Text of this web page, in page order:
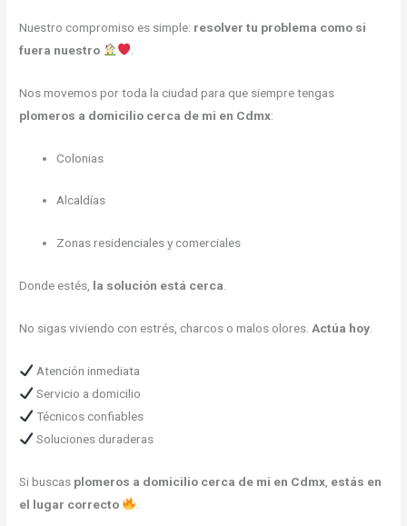
Nuestro compromiso es simple: resolver tu problema como si
fuera nuestro
Nos movemos por toda la ciudad para que siempre tengas
plomeros a domicilio cerca de mi en Cdmx:
Colonias
Alcaldías
Zonas residenciales y comerciales
Donde estés, la solución está cerca
No sigas viviendo con estrés, charcos o malos olores. Actúa hoy
Atención inmediata
Servicio a domicilio
Técnicos confiables
Soluciones duraderas
Si buscas plomeros a domicilio cerca de mi en Cdmx estás en
el lugar correcto